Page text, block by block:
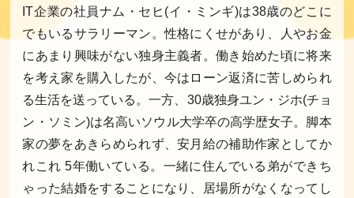
IT企業の社員ナム・セヒ(イ・ミンギ)は38歳のどこに
でもいるサラリーマン。性格にくせがあり、人やお金
にあまり興味がない独身主義者。働き始めた頃に将来
を考え家を購入したが、今はローン返済に苦しめられ
る生活を送っている。一方、30歳独身ユン・ジホ(チョ
ン・ソミン)は名高いソウル大学卒の高学歴女子。脚本
家の夢をあきらめられず、安月給の補助作家としてか
れこれ 5年働いている。一緒に住んでいる弟ができち
ゃった結婚をすることになり、居場所がなくなってし